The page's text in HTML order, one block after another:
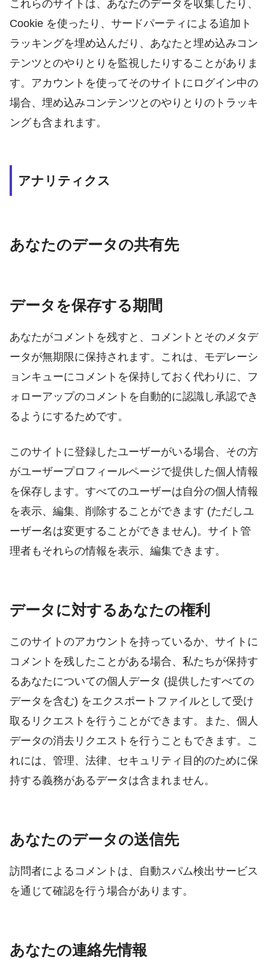
これらのサイトは、あなたのデータを収集したり、
Cookie を使ったり、サードパーティによる追加ト
ラッキングを埋め込んだり、あなたと埋め込みコン
テンツとのやりとりを監視したりすることがありま
す。アカウントを使ってそのサイトにログイン中の
場合、埋め込みコンテンツとのやりとりのトラッキ
ングも含まれます。
アナリティクス
あなたのデータの共有先
データを保存する期間
あなたがコメントを残すと、コメントとそのメタデ
ータが無期限に保持されます。これは、モデレーシ
ョンキューにコメントを保持しておく代わりに、フ
ォローアップのコメントを自動的に認識し承認でき
るようにするためです。
このサイトに登録したユーザーがいる場合、その方
がユーザープロフィールページで提供した個人情報
を保存します。すべてのユーザーは自分の個人情報
を表示、編集、削除することができます (ただしユ
ーザー名は変更することができません)。サイト管
理者もそれらの情報を表示、編集できます。
データに対するあなたの権利
このサイトのアカウントを持っているか、サイトに
コメントを残したことがある場合、私たちが保持す
るあなたについての個人データ (提供したすべての
データを含む) をエクスポートファイルとして受け
取るリクエストを行うことができます。また、個人
データの消去リクエストを行うこともできます。こ
れには、管理、法律、セキュリティ目的のために保
持する義務があるデータは含まれません。
あなたのデータの送信先
訪問者によるコメントは、自動スパム検出サービス
を通じて確認を行う場合があります。
あなたの連絡先情報